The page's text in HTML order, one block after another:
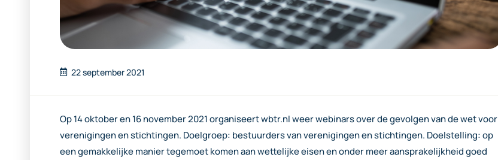
22 september 2021
Op 14 oktober en 16 november 2021 organiseert wbtr.nl weer webinars over de gevolgen van de wet voor
verenigingen en stichtingen. Doelgroep: bestuurders van verenigingen en stichtingen. Doelstelling: op
een gemakkelijke manier tegemoet komen aan wettelijke eisen en onder meer aansprakelijkheid goed